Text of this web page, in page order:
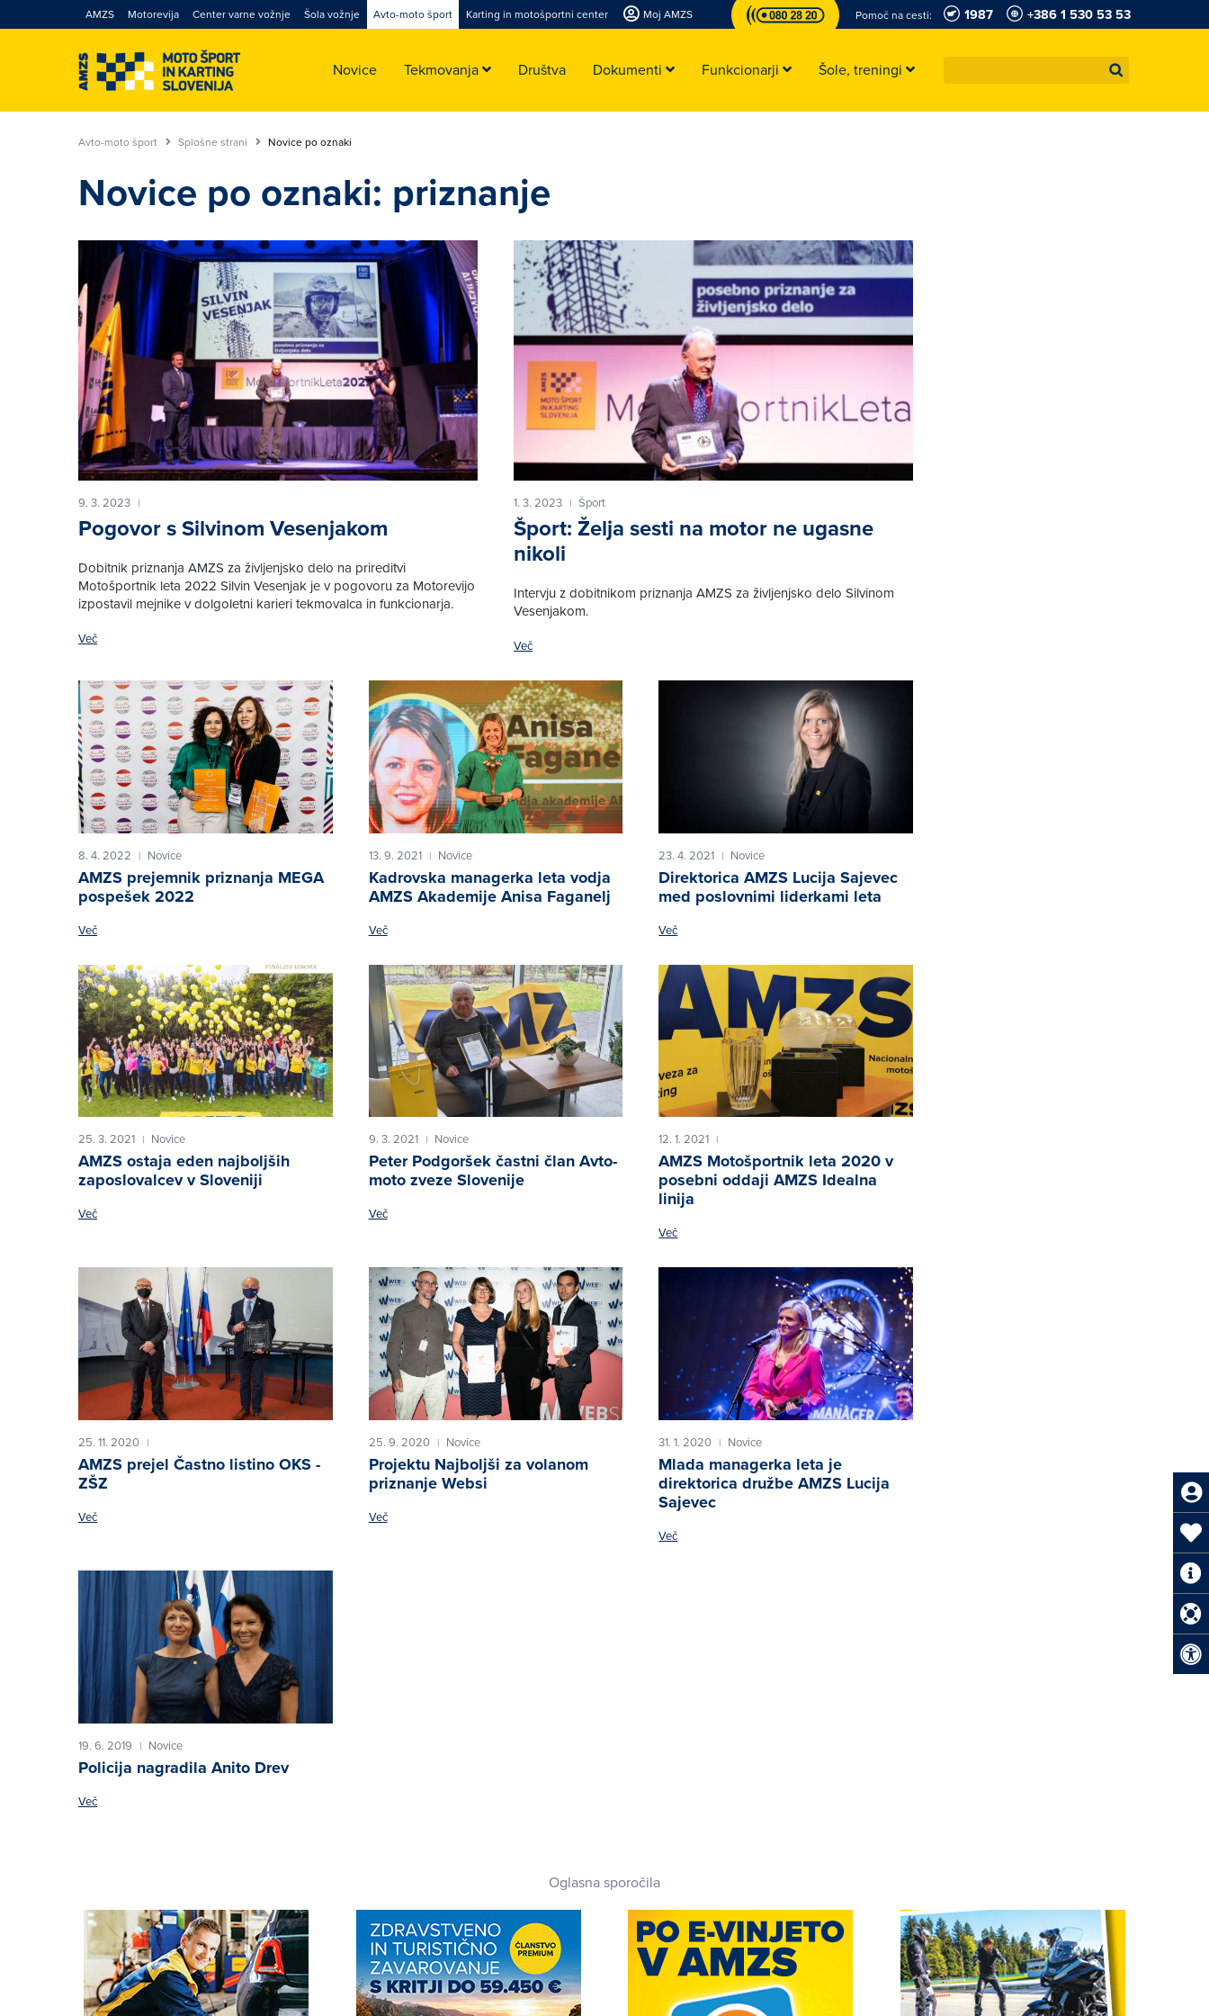
AMZS Motorevija Center varne vožnje Šola vožnje Avto-moto šport Karting in motošportni center Moj AMZS Pomoč na cesti: 1987 +386 1 530 53 53
Novice Tekmovanja Društva Dokumenti Funkcionarji Šole, treningi
Avto-moto šport Splošne strani Novice po oznaki
Novice po oznaki: priznanje
9. 3. 2023 |
Pogovor s Silvinom Vesenjakom
Dobitnik priznanja AMZS za življenjsko delo na prireditvi
Motošportnik leta 2022 Silvin Vesenjak je v pogovoru za Motorevijo
izpostavil mejnike v dolgoletni karieri tekmovalca in funkcionarja.
Več
1. 3. 2023 | Šport
Šport: Želja sesti na motor ne ugasne
nikoli
Intervju z dobitnikom priznanja AMZS za življenjsko delo Silvinom
Vesenjakom.
Več
8. 4. 2022 | Novice
AMZS prejemnik priznanja MEGA
pospešek 2022
Več
13. 9. 2021 | Novice
Kadrovska managerka leta vodja
AMZS Akademije Anisa Faganelj
Več
23. 4. 2021 | Novice
Direktorica AMZS Lucija Sajevec
med poslovnimi liderkami leta
Več
25. 3. 2021 | Novice
AMZS ostaja eden najboljših
zaposlovalcev v Sloveniji
Več
9. 3. 2021 | Novice
Peter Podgoršek častni član Avto-
moto zveze Slovenije
Več
12. 1. 2021 |
AMZS Motošportnik leta 2020 v
posebni oddaji AMZS Idealna
linija
Več
25. 11. 2020 |
AMZS prejel Častno listino OKS -
ZŠZ
Več
25. 9. 2020 | Novice
Projektu Najboljši za volanom
priznanje Websi
Več
31. 1. 2020 | Novice
Mlada managerka leta je
direktorica družbe AMZS Lucija
Sajevec
Več
19. 6. 2019 | Novice
Policija nagradila Anito Drev
Več
Oglasna sporočila